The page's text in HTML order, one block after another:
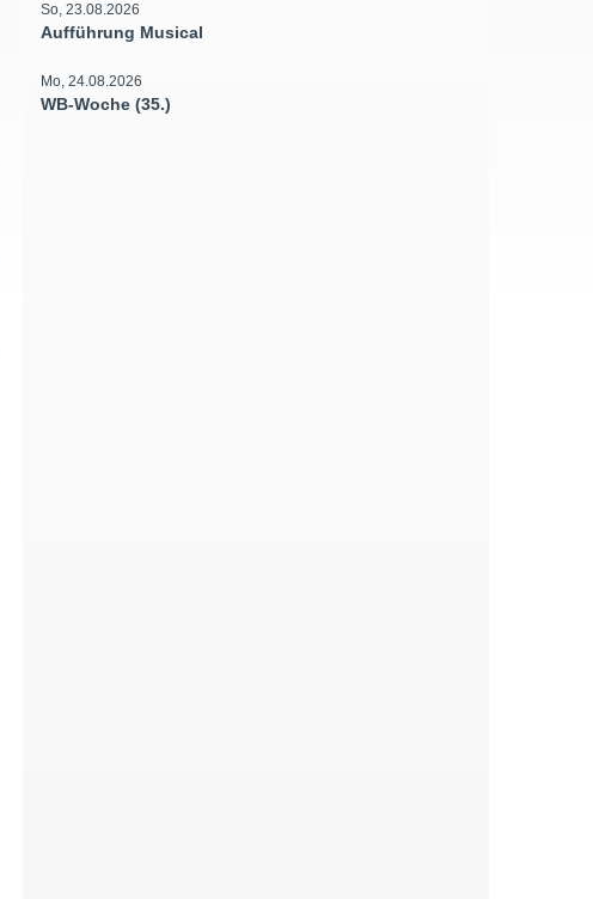
So, 23.08.2026
Aufführung Musical
Mo, 24.08.2026
WB-Woche (35.)